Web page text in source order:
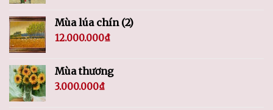
Mùa lúa chín (2)
12.000.000₫
Mùa thương
3.000.000₫